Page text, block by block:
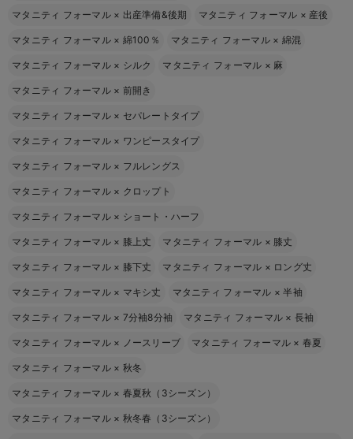
マタニティ フォーマル × 出産準備&後期 マタニティ フォーマル × 産後
マタニティ フォーマル × 綿100％ マタニティ フォーマル × 綿混
マタニティ フォーマル × シルク マタニティ フォーマル × 麻
マタニティ フォーマル × 前開き
マタニティ フォーマル × セパレートタイプ
マタニティ フォーマル × ワンピースタイプ
マタニティ フォーマル × フルレングス
マタニティ フォーマル × クロップト
マタニティ フォーマル × ショート・ハーフ
マタニティ フォーマル × 膝上丈 マタニティ フォーマル × 膝丈
マタニティ フォーマル × 膝下丈 マタニティ フォーマル × ロング丈
マタニティ フォーマル × マキシ丈 マタニティ フォーマル ×半袖
マタニティ フォーマル × 7分袖8分袖 マタニティ フォーマル × 長袖
マタニティ フォーマル × ノースリーブ マタニティ フォーマル × 春夏
マタニティ フォーマル × 秋冬
マタニティ フォーマル × 春夏秋（3シーズン）
マタニティ フォーマル × 秋冬春（3シーズン）